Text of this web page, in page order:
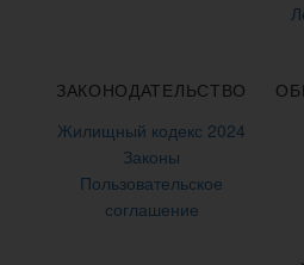
ЗАКОНОДАТЕЛЬСТВО
Жилищный кодекс 2024
Законы
Пользовательское
соглашение